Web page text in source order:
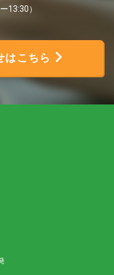
13:30）
はこちら